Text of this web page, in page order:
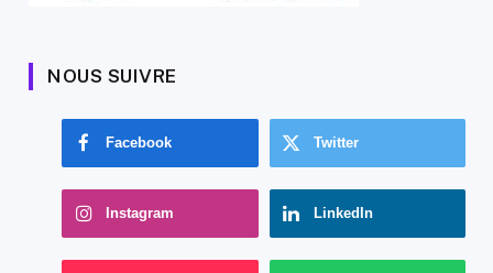
NOUS SUIVRE
Facebook Twitter
Instagram LinkedIn